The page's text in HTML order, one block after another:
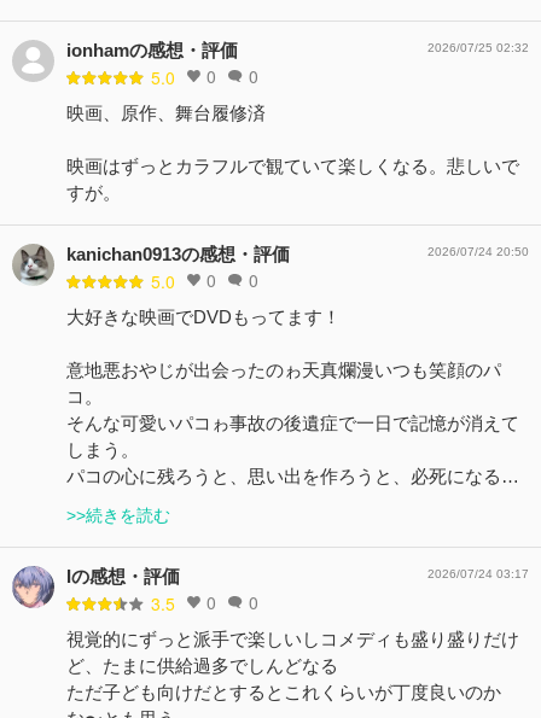
ionhamの感想・評価
5.0 0 0
2026/07/25 02:32
映画、原作、舞台履修済
映画はずっとカラフルで観ていて楽しくなる。悲しいで
すが。
kanichan0913の感想・評価
5.0 0 0
2026/07/24 20:50
大好きな映画でDVDもってます！
意地悪おやじが出会ったのゎ天真爛漫いつも笑顔のパ
コ。
そんな可愛いパコゎ事故の後遺症で一日で記憶が消えて
しまう。
パコの心に残ろうと、思い出を作ろうと、必死になる…
>>続きを読む
Iの感想・評価
3.5 0 0
2026/07/24 03:17
視覚的にずっと派手で楽しいしコメディも盛り盛りだけ
ど、たまに供給過多でしんどなる
ただ子ども向けだとするとこれくらいが丁度良いのか